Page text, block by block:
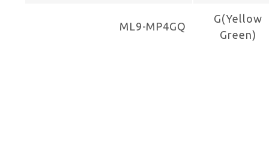
ML9-MP4GQ
G(Yellow
Green)